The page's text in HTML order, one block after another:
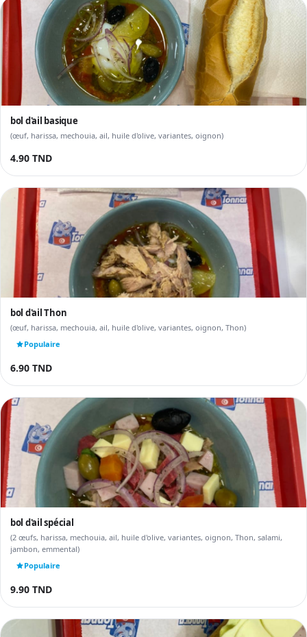
bol d'ail basique
(œuf, harissa, mechouia, ail, huile d'olive, variantes, oignon)
4.90 TND
bol d'ail Thon
(œuf, harissa, mechouia, ail, huile d'olive, variantes, oignon, Thon)
Populaire
6.90 TND
bol d'ail spécial
(2 œufs, harissa, mechouia, ail, huile d'olive, variantes, oignon, Thon, salami,
jambon, emmental)
Populaire
9.90 TND